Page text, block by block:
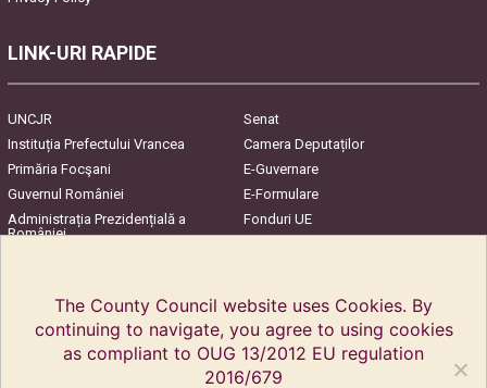
LINK-URI RAPIDE
UNCJR
Senat
Instituția Prefectului Vrancea
Camera Deputaților
Primăria Focşani
E-Guvernare
Guvernul României
E-Formulare
Administrația Prezidențială a
României
Fonduri UE
The County Council website uses Cookies. By
continuing to navigate, you agree to using cookies
as compliant to OUG 13/2012 EU regulation
2016/679